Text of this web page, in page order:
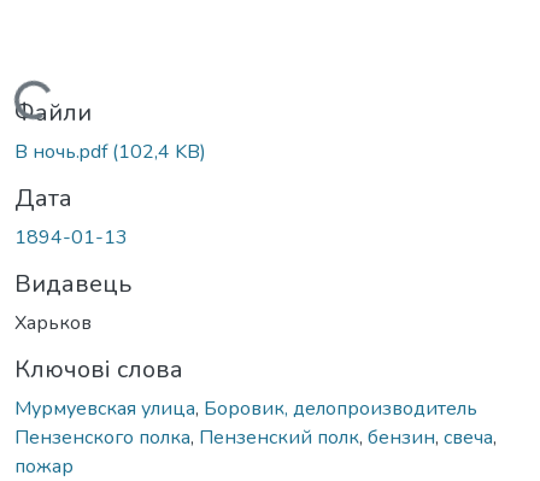
Вантажиться...
Файли
В ночь.pdf(102,4 KB)
Дата
1894-01-13
Видавець
Харьков
Ключові слова
Мурмуевская улица, Боровик, делопроизводитель
Пензенского полка, Пензенский полк, бензин, свеча,
пожар